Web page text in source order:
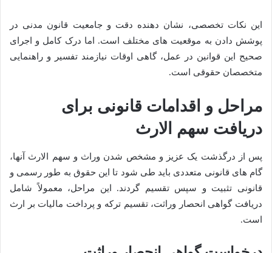
این نکات تخصصی، نشان دهنده دقت و جامعیت قانون مدنی در
پوشش دادن به موقعیت های مختلف است. اما درک کامل و اجرای
صحیح این قوانین در عمل، گاهی اوقات نیازمند تفسیر و راهنمایی
متخصصان حقوقی است.
مراحل و اقدامات قانونی برای
دریافت سهم الارث
پس از درگذشت یک عزیز و مشخص شدن وراث و سهم الارث آنها،
گام های قانونی متعددی باید طی شود تا این حقوق به طور رسمی و
قانونی تثبیت و سپس تقسیم گردند. این مراحل، معمولاً شامل
دریافت گواهی انحصار وراثت، تقسیم ترکه و پرداخت مالیات بر ارث
است.